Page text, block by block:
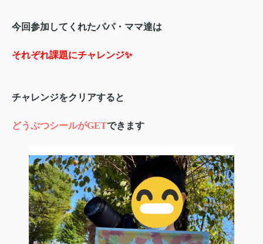
今回参加してくれたパパ・ママ達は
それぞれ課題にチャレンジ✨
チャレンジをクリアすると
どうぶつシールがGETできます